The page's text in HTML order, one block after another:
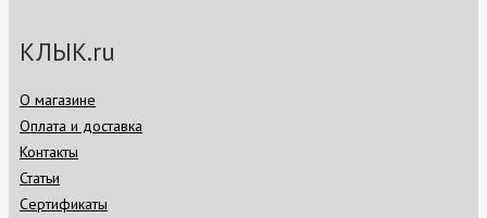
КЛЫК.ru
О магазине
Оплата и доставка
Контакты
Статьи
Сертификаты